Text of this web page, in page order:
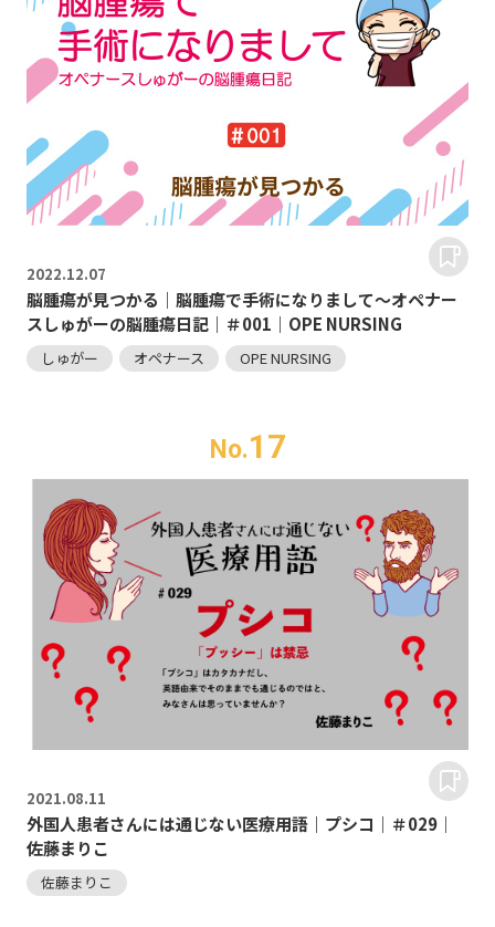
2022.12.07
脳腫瘍が見つかる｜脳腫瘍で手術になりまして～オペナー
スしゅがーの脳腫瘍日記｜＃001｜OPE NURSING
しゅがー オペナース OPE NURSING
No.17
2021.08.11
外国人患者さんには通じない医療用語｜プシコ｜＃029｜
佐藤まりこ
佐藤まりこ